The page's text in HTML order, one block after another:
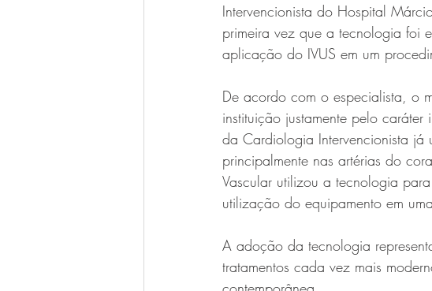
Intervencionista do Hospital
primeira vez que a tecnologia foi
aplicação do IVUS em um
De acordo com o especialista, o
instituição justamente pelo
da Cardiologia Intervencionista já
principalmente nas artérias do
Vascular utilizou a tecnologia
utilização do equipamento em
A adoção da tecnologia
tratamentos cada vez mais